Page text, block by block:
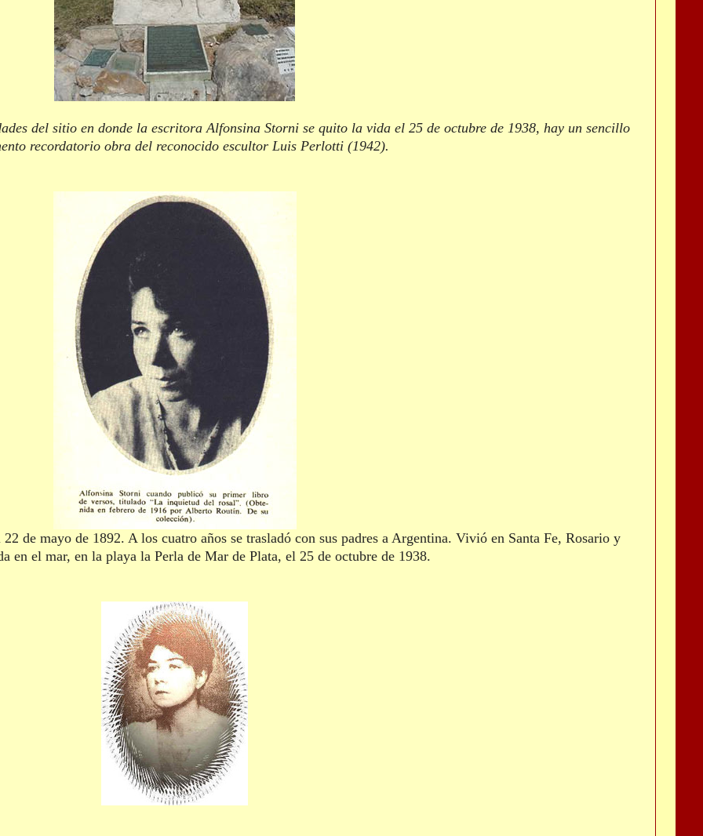
del sitio en donde la escritora Alfonsina Storni se quito la vida el 25 de octubre de 1938, hay un sencillo
recordatorio obra del reconocido escultor Luis Perlotti (1942).
de mayo de 1892. A los cuatro años se trasladó con sus padres a Argentina. Vivió en Santa Fe, Rosario y
en el mar, en la playa la Perla de Mar de Plata, el 25 de octubre de 1938.